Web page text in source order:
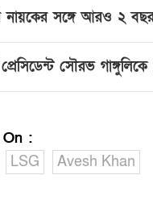
নায়কের সঙ্গে আরও ২
সৌরভ
:
LSG Avesh Khan